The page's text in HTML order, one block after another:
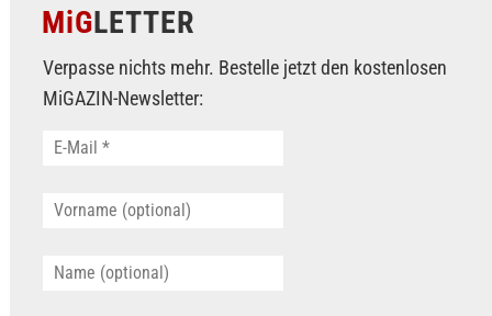
MiGLETTER
Verpasse nichts mehr. Bestelle jetzt den kostenlosen
MiGAZIN-Newsletter: